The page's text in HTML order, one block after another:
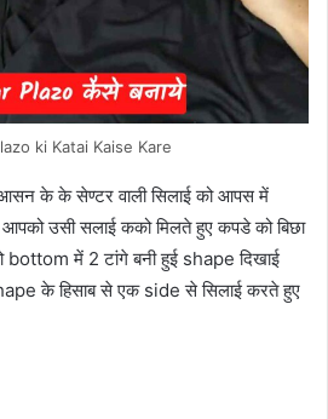
ki Katai Kaise Kare
के के सेण्टर वाली सिलाई को आपस में
उसी सलाई कको मिलते हुए कपडे को बिछा
bottom में 2 टांगे बनी हुई shape दिखाई
के हिसाब से एक side से सिलाई करते हुए